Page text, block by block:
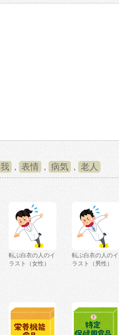
, 表情 , 病気 , 老人
転ぶ白衣の人のイ
ラスト（女性）
転ぶ白衣の人のイ
ラスト（男性）